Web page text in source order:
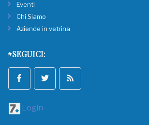
Eventi
Chi Siamo
Aziende in vetrina
#SEGUICI:
Login